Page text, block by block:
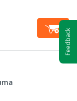
Feedback